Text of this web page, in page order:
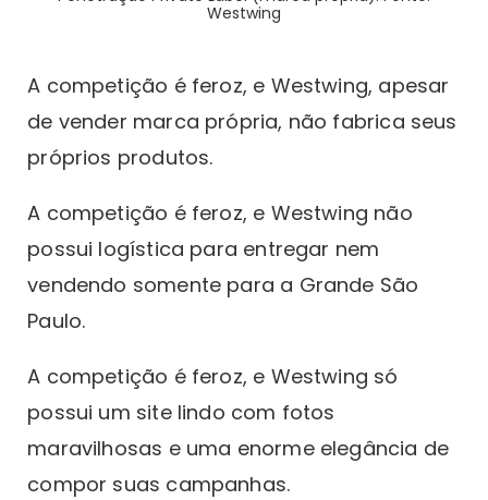
Westwing
A competição é feroz, e Westwing, apesar
de vender marca própria, não fabrica seus
próprios produtos.
A competição é feroz, e Westwing não
possui logística para entregar nem
vendendo somente para a Grande São
Paulo.
A competição é feroz, e Westwing só
possui um site lindo com fotos
maravilhosas e uma enorme elegância de
compor suas campanhas.